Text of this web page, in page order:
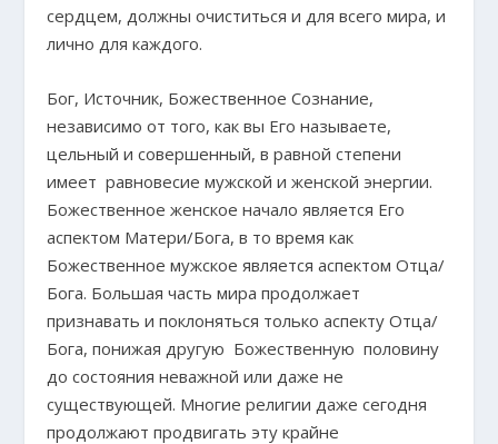
сердцем, должны очиститься и для всего мира, и
лично для каждого.
Бог, Источник, Божественное Сознание,
независимо от того, как вы Его называете,
цельный и совершенный, в равной степени
имеет равновесие мужской и женской энергии.
Божественное женское начало является Его
аспектом Матери/Бога, в то время как
Божественное мужское является аспектом Отца/
Бога. Большая часть мира продолжает
признавать и поклоняться только аспекту Отца/
Бога, понижая другую Божественную половину
до состояния неважной или даже не
существующей. Многие религии даже сегодня
продолжают продвигать эту крайне